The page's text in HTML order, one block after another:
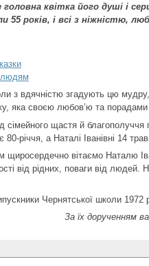
квітка його душі і
55 років, і всі з ніжністю,
людям
з вдячністю згадують цю мудру,
яка своєю любов’ю та
сімейного щастя й
річчя, а Наталі Іванівні 14
вітаємо Наталю
від рідних, поваги від людей.
Чернятської школи 1972
За їх дорученням